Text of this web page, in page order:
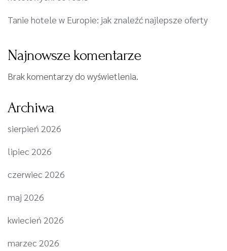
Tanie hotele w Europie: jak znaleźć najlepsze oferty
Najnowsze komentarze
Brak komentarzy do wyświetlenia.
Archiwa
sierpień 2026
lipiec 2026
czerwiec 2026
maj 2026
kwiecień 2026
marzec 2026